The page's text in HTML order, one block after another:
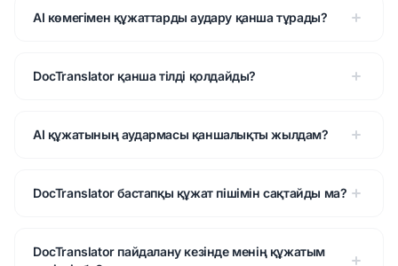
AI көмегімен құжаттарды аудару қанша тұрады?
DocTranslator қанша тілді қолдайды?
AI құжатының аудармасы қаншалықты жылдам?
DocTranslator бастапқы құжат пішімін сақтайды ма?
DocTranslator пайдалану кезінде менің құжатым